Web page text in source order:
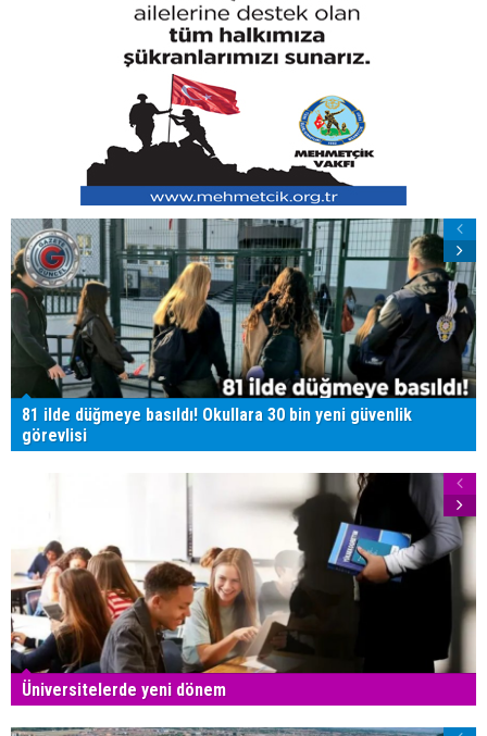
81 ilde düğmeye basıldı! Okullara 30 bin yeni güvenlik
görevlisi
Üniversitelerde yeni dönem